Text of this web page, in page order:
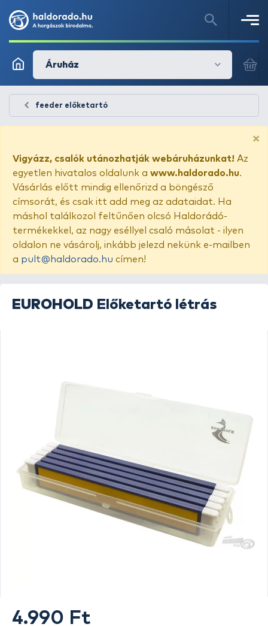
Áruház
feeder előketartó
×
Vigyázz, csalók utánozhatják webáruházunkat! Az
egyetlen hivatalos oldalunk a www.haldorado.hu.
Vásárlás előtt mindig ellenőrizd a böngésző
címsorát, és csak itt add meg az adataidat. Ha
máshol találkozol feltűnően olcsó Haldorádó-
termékekkel, az nagy eséllyel csaló másolat - ilyen
oldalon ne vásárolj, inkább jelezd nekünk e-mailben
a pult@haldorado.hu címen!
EUROHOLD Előketartó létrás
4.990 Ft